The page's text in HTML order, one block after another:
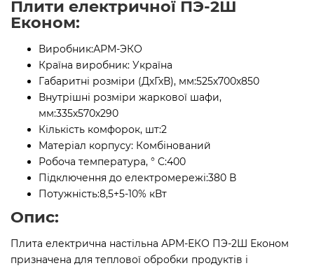
Плити електричної ПЭ-2Ш
Економ:
Виробник:АРМ-ЭКО
Країна виробник: Україна
Габаритні розміри (ДхГхВ), мм:525х700х850
Внутрішні розміри жаркової шафи,
мм:335х570х290
Кількість комфорок, шт:2
Матеріал корпусу: Комбінований
Робоча температура, ° C:400
Підключення до електромережі:380 В
Потужність:8,5+5-10% кВт
Опис:
Плита електрична настільна АРМ-ЕКО ПЭ-2Ш Економ
призначена для теплової обробки продуктів і